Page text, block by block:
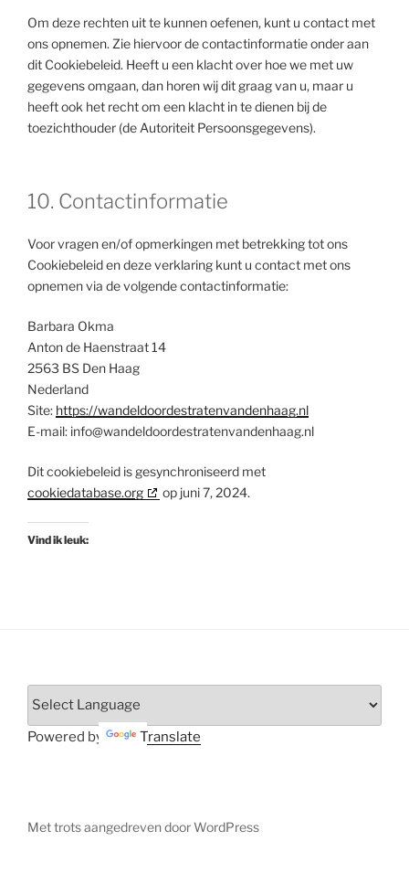
Om deze rechten uit te kunnen oefenen, kunt u contact met
ons opnemen. Zie hiervoor de contactinformatie onder aan
dit Cookiebeleid. Heeft u een klacht over hoe we met uw
gegevens omgaan, dan horen wij dit graag van u, maar u
heeft ook het recht om een klacht in te dienen bij de
toezichthouder (de Autoriteit Persoonsgegevens).
10. Contactinformatie
Voor vragen en/of opmerkingen met betrekking tot ons
Cookiebeleid en deze verklaring kunt u contact met ons
opnemen via de volgende contactinformatie:
Barbara Okma
Anton de Haenstraat 14
2563 BS Den Haag
Nederland
Site: https://wandeldoordestratenvandenhaag.nl
E-mail: info@wandeldoordestratenvandenhaag.nl
Dit cookiebeleid is gesynchroniseerd met
cookiedatabase.org
op juni 7, 2024.
Vind ik leuk:
Powered by Translate
Met trots aangedreven door WordPress